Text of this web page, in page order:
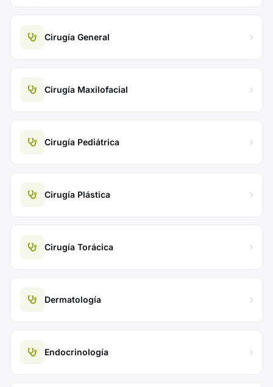
Cirugía General
Cirugía Maxilofacial
Cirugía Pediátrica
Cirugía Plástica
Cirugía Torácica
Dermatología
Endocrinología